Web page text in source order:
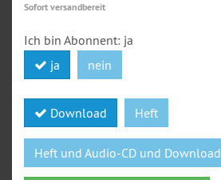
Sofort versandbereit
Ich bin Abonnent: ja
ja
nein
Download Heft
Heft und Audio-CD und Download